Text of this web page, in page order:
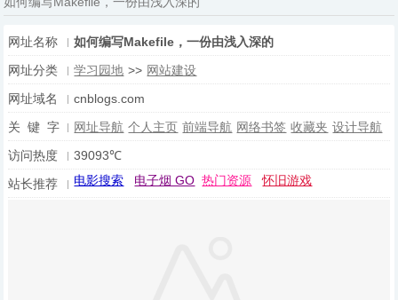
网址名称
如何编写Makefile，一份由浅入深的
网址分类
学习园地 >> 网站建设
网址域名
cnblogs.com
关 键 字
网址导航 个人主页 前端导航 网络书签 收藏夹 设计导航
访问热度
39093℃
站长推荐
电影搜索 电子烟 GO 热门资源 怀旧游戏